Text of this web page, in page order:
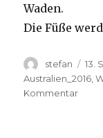
Waden.
Die Füße
Autor
stefan
am
13.
Australien_2016 ,
Kommentarzu